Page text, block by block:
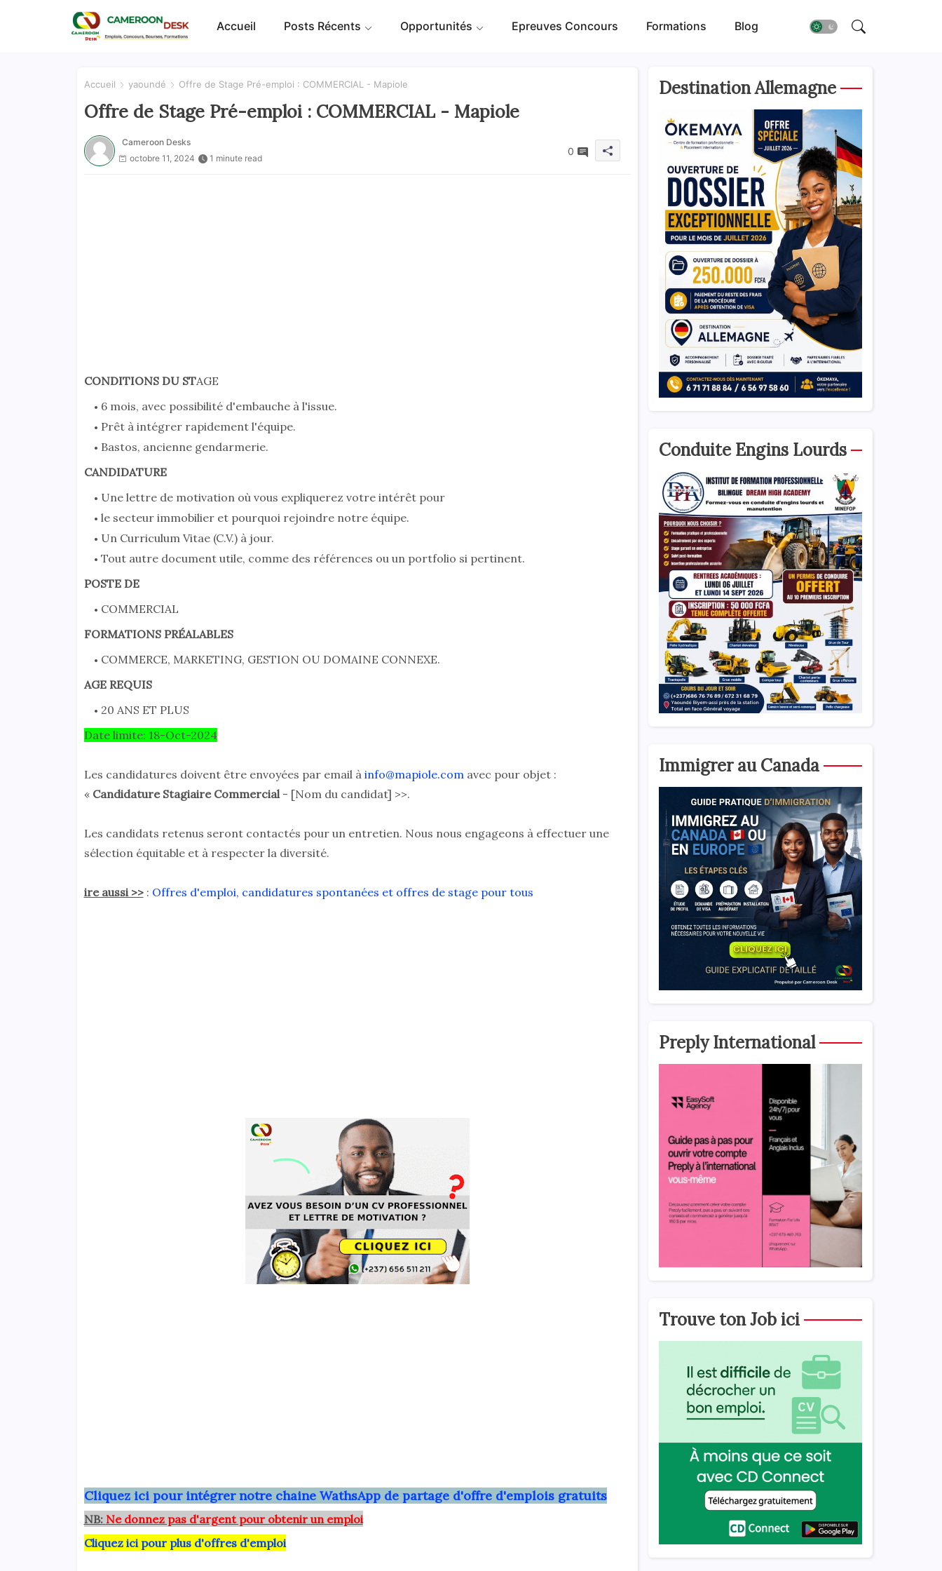
Accueil Posts Récents Opportunités Epreuves Concours Formations Blog
Accueil yaoundé Offre de Stage Pré-emploi : COMMERCIAL - Mapiole
Offre de Stage Pré-emploi : COMMERCIAL - Mapiole
Cameroon Desks
octobre 11, 2024
1 minute read
0
CONDITIONS DU STAGE
6 mois, avec possibilité d'embauche à l'issue.
Prêt à intégrer rapidement l'équipe.
Bastos, ancienne gendarmerie.
CANDIDATURE
Une lettre de motivation où vous expliquerez votre intérêt pour
le secteur immobilier et pourquoi rejoindre notre équipe.
Un Curriculum Vitae (C.V.) à jour.
Tout autre document utile, comme des références ou un portfolio si pertinent.
POSTE DE
COMMERCIAL
FORMATIONS PRÉALABLES
COMMERCE, MARKETING, GESTION OU DOMAINE CONNEXE.
AGE REQUIS
20 ANS ET PLUS
Date limite: 18-Oct-2024
Les candidatures doivent être envoyées par email à info@mapiole.comavec pour objet :
« Candidature Stagiaire Commercial- [Nom du candidat] >>.
Les candidats retenus seront contactés pour un entretien. Nous nous engageons à effectuer une
sélection équitable et à respecter la diversité.
ire aussi >>: Offres d'emploi, candidatures spontanées et offres de stage pour tous
Cliquez ici pour intégrer notre chaine WathsAppde partage d'offre d'emplois gratuits
NB: Ne donnez pas d'argent pour obtenir un emploi
Cliquez ici pour plus d'offres d'emploi
Destination Allemagne
Conduite Engins Lourds
Immigrer au Canada
Preply International
Trouve ton Job ici